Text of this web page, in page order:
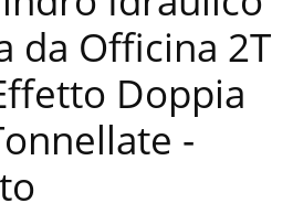
da Officina 2T
Doppia
-